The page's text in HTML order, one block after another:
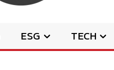
ESG TECH